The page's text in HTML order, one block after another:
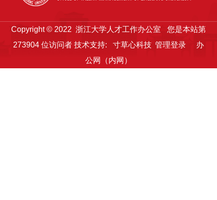
Copyright © 2022 浙江大学人才工作办公室
您是本站第
273904位访问者 技术支持: 寸草心科技 管理登录
办
公网（内网）